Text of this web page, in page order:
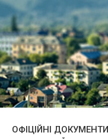
ОФІЦІЙНІ ДОКУМЕНТИ